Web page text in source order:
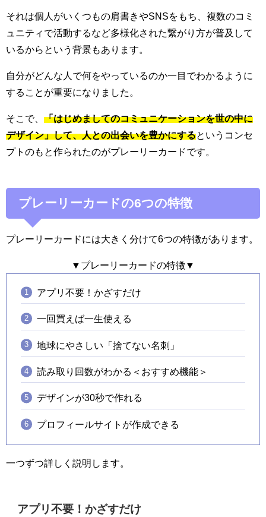
それは個人がいくつもの肩書きやSNSをもち、複数のコミ
ュニティで活動するなど多様化された繋がり方が普及して
いるからという背景もあります。
自分がどんな人で何をやっているのか一目でわかるように
することが重要になりました。
そこで、 「はじめましてのコミュニケーションを世の中に
デザイン」して、人との出会いを豊かにするというコンセ
プトのもと作られたのがプレーリーカードです。
プレーリーカードの6つの特徴
プレーリーカードには大きく分けて6つの特徴があります。
▼プレーリーカードの特徴▼
アプリ不要！かざすだけ
一回買えば一生使える
地球にやさしい「捨てない名刺」
読み取り回数がわかる＜おすすめ機能＞
デザインが30秒で作れる
プロフィールサイトが作成できる
一つずつ詳しく説明します。
アプリ不要！かざすだけ